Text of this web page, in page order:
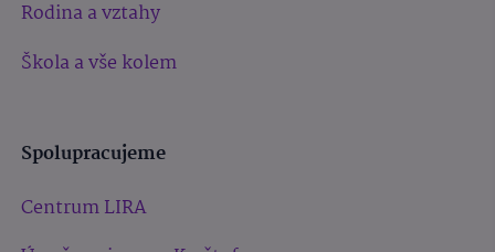
Rodina a vztahy
Škola a vše kolem
Spolupracujeme
Centrum LIRA